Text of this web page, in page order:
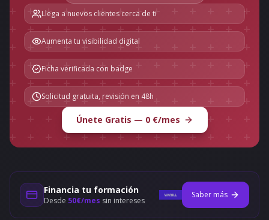
Llega a nuevos clientes cerca de ti
Aumenta tu visibilidad digital
Ficha verificada con badge
Solicitud gratuita, revisión en 48h
Únete Gratis — 0 €/mes
Financia tu formación
Desde 50€/mes sin intereses
Saber más